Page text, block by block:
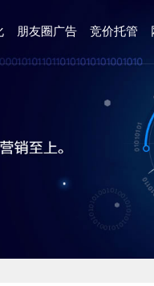
朋友圈广告 竞价托管